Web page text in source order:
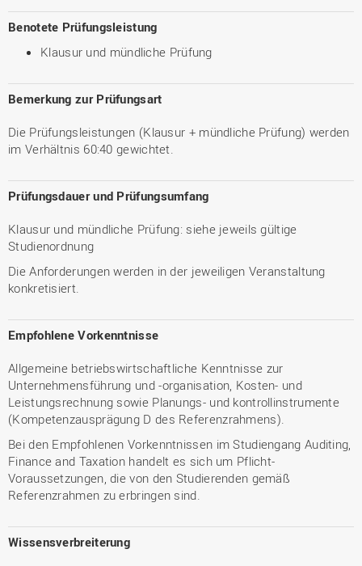
Benotete Prüfungsleistung
Klausur und mündliche Prüfung
Bemerkung zur Prüfungsart
Die Prüfungsleistungen (Klausur + mündliche Prüfung) werden
im Verhältnis 60:40 gewichtet.
Prüfungsdauer und Prüfungsumfang
Klausur und mündliche Prüfung: siehe jeweils gültige
Studienordnung
Die Anforderungen werden in der jeweiligen Veranstaltung
konkretisiert.
Empfohlene Vorkenntnisse
Allgemeine betriebswirtschaftliche Kenntnisse zur
Unternehmensführung und -organisation, Kosten- und
Leistungsrechnung sowie Planungs- und kontrollinstrumente
(Kompetenzausprägung D des Referenzrahmens).
Bei den Empfohlenen Vorkenntnissen im Studiengang Auditing,
Finance and Taxation handelt es sich um Pflicht-
Voraussetzungen, die von den Studierenden gemäß
Referenzrahmen zu erbringen sind.
Wissensverbreiterung